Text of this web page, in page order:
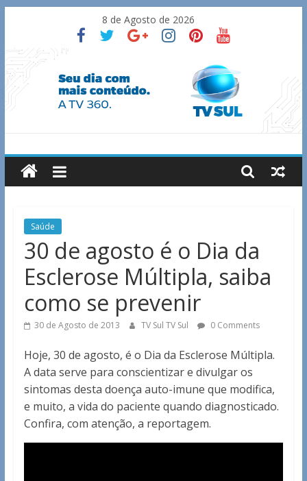
content
8 de Agosto de 2026
TV
Sul
Notícias
Guaxupé
região.
Saúde
30 de agosto é o Dia da
Esclerose Múltipla, saiba
como se prevenir
30 de Agosto de 2013 TV Sul TV Sul 0 Comments
Hoje, 30 de agosto, é o Dia da Esclerose Múltipla.
A data serve para conscientizar e divulgar os
sintomas desta doença auto-imune que modifica,
e muito, a vida do paciente quando diagnosticado.
Confira, com atenção, a reportagem.